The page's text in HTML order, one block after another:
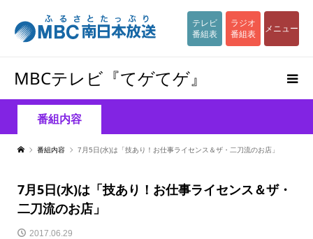
テレビ
番組表
ラジオ
番組表
メニュー
MBCテレビ『てゲてゲ』
番組内容
番組内容 7月5日(水)は「技あり！お仕事ライセンス＆ザ・二刀流のお店」
7月5日(水)は「技あり！お仕事ライセンス＆ザ・
二刀流のお店」
2017.06.29